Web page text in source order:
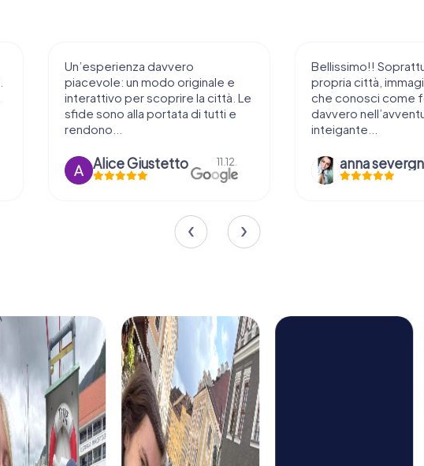
Un’esperienza davvero
piacevole: un modo originale e
interattivo per scoprire la città. Le
sfide sono alla portata di tutti e
rendono...
Alice Giustetto 11.12.
Bellissimo!!
propria città,
che conosci come
davvero
inteigante...